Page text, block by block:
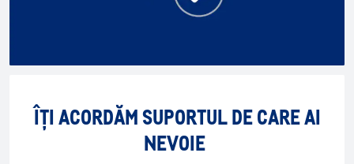
ÎȚI ACORDĂM SUPORTUL DE CARE AI
NEVOIE